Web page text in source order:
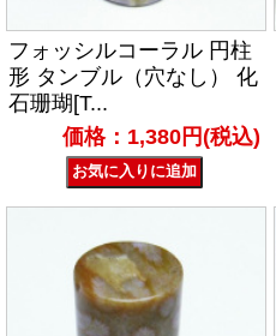
フォッシルコーラル 円柱
形 タンブル（穴なし） 化
石珊瑚[T...
価格：1,380円(税込)